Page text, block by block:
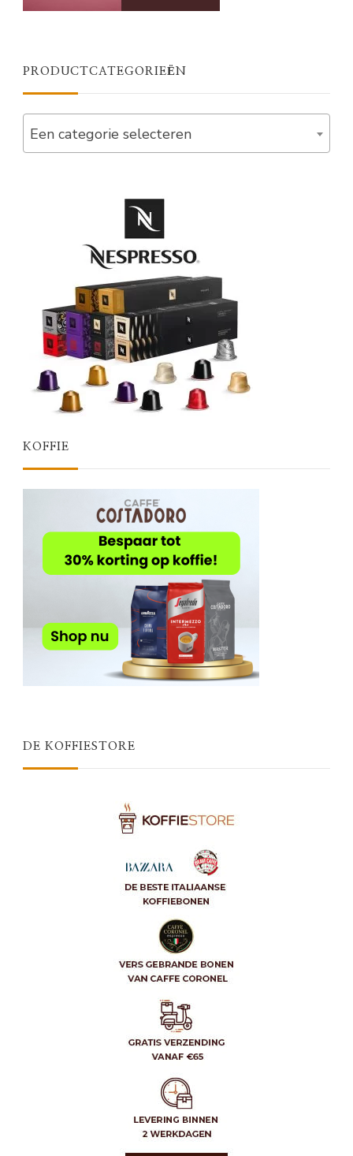
PRODUCTCATEGORIEËN
Een categorie selecteren
KOFFIE
DE KOFFIESTORE